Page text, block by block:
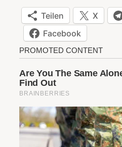
Teilen X
Facebook